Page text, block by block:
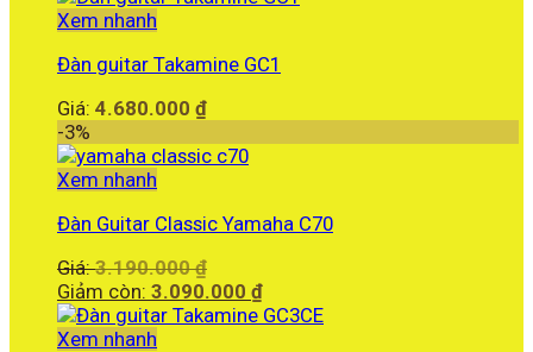
Xem nhanh
Đàn guitar Takamine GC1
Giá: 4.680.000 ₫
-3%
Xem nhanh
Đàn Guitar Classic Yamaha C70
Giá:3.190.000₫
gốc
là:
Giảm còn: 3.090.000 ₫Giá
hiện
Xem nhanh